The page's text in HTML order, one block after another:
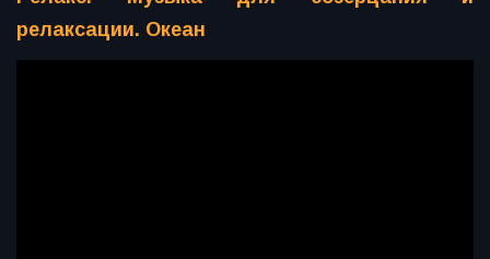
релаксации. Океан